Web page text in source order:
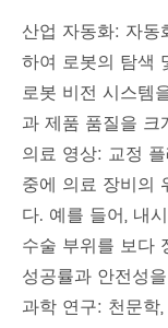
산업 자동화: 자
하여 로봇의 탐색
로봇 비전 시스템
과 제품 품질을
의료 영상: 교정
중에 의료 장비의
다. 예를 들어, 내
수술 부위를 보다
성공률과 안전성
과학 연구: 천문